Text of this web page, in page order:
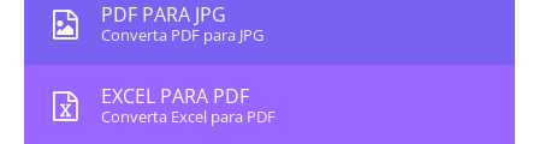
PDF PARA JPG
Converta PDF para JPG
EXCEL PARA PDF
Converta Excel para PDF